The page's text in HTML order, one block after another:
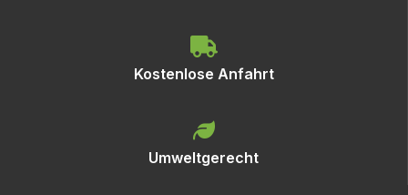
Kostenlose Anfahrt
Umweltgerecht